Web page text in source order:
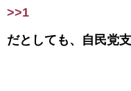
>>1
だとしても、自民党